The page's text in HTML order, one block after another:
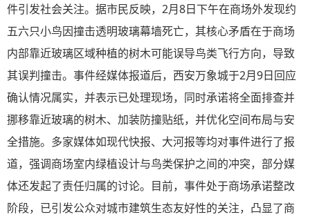
件引发社会关注。据市民反映，2月8日下午在商场外发现约
五六只小鸟因撞击透明玻璃幕墙死亡，其核心矛盾在于商场
内部靠近玻璃区域种植的树木可能误导鸟类飞行方向，导致
其误判撞击。事件经媒体报道后，西安万象城于2月9日回应
确认情况属实，并表示已处理现场，同时承诺将全面排查并
挪移靠近玻璃的树木、加装防撞贴纸，并优化空间布局与安
全措施。多家媒体如现代快报、大河报等均对事件进行了报
道，强调商场室内绿植设计与鸟类保护之间的冲突，部分媒
体还发起了责任归属的讨论。目前，事件处于商场承诺整改
阶段，已引发公众对城市建筑生态友好性的关注，凸显了商